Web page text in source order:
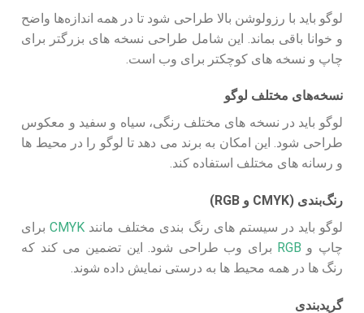
لوگو باید با رزولوشن بالا طراحی شود تا در همه اندازه‌ها واضح
و خوانا باقی بماند. این شامل طراحی نسخه‌ های بزرگتر برای
چاپ و نسخه‌ های کوچکتر برای وب است.
نسخه‌های مختلف لوگو
لوگو باید در نسخه‌ های مختلف رنگی، سیاه و سفید و معکوس
طراحی شود. این امکان به برند می‌ دهد تا لوگو را در محیط‌ ها
و رسانه‌ های مختلف استفاده کند.
رنگ‌بندی (CMYK و RGB)
لوگو باید در سیستم‌ های رنگ‌ بندی مختلف مانند CMYKبرای
چاپ و RGB برای وب طراحی شود. این تضمین می‌ کند که
رنگ‌ ها در همه محیط‌ ها به درستی نمایش داده شوند.
گریدبندی